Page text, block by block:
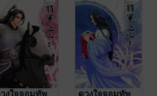
งใจจอมทัพ ดวงใจจอมทัพ